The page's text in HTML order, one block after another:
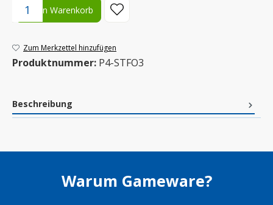
Produkt Anzahl: Gib den gewünschten Wert ein oder benutze
In den Warenkorb
Zum Merkzettel hinzufügen
Produktnummer: P4-STFO3
Beschreibung
Warum Gameware?